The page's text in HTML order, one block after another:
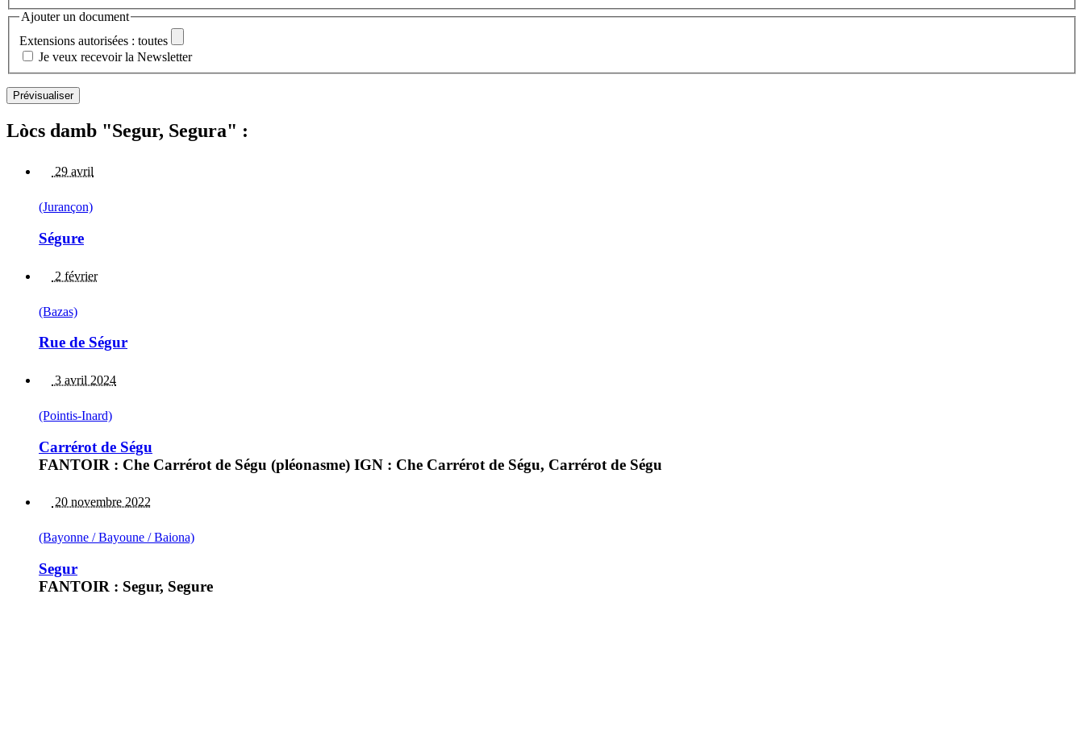
Ajouter un document
Extensions autorisées : toutes
Je veux recevoir la Newsletter
Lòcs damb "Segur, Segura" :
29 avril
(Jurançon)
Ségure
2 février
(Bazas)
Rue de Ségur
3 avril 2024
(Pointis-Inard)
Carrérot de Ségu
FANTOIR : Che Carrérot de Ségu (pléonasme) IGN : Che Carrérot de Ségu, Carrérot de Ségu
20 novembre 2022
(Bayonne / Bayoune / Baiona)
Segur
FANTOIR : Segur, Segure